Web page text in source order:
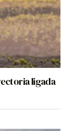
ligada